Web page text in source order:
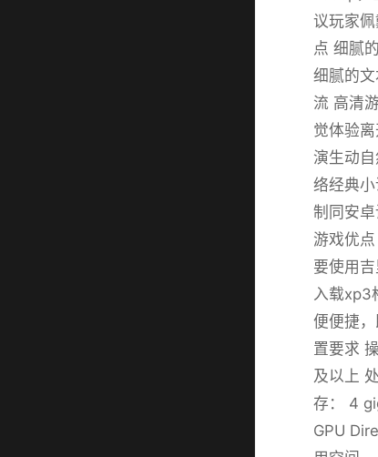
议玩家
点 细腻
细腻的
流 高清
觉体验
演生动
络经典
制同安
游戏优
要使用
入载xp3
便便捷
置要求
及以上
存： 4
GPU